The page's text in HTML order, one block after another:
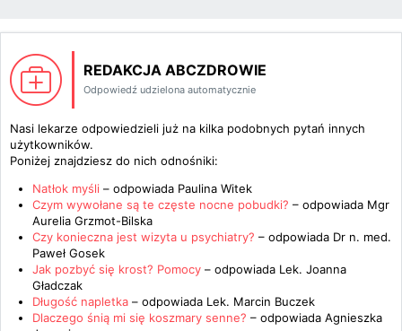
REDAKCJA ABCZDROWIE
Odpowiedź udzielona automatycznie
Nasi lekarze odpowiedzieli już na kilka podobnych pytań innych
użytkowników.
Poniżej znajdziesz do nich odnośniki:
Natłok myśli – odpowiada Paulina Witek
Czym wywołane są te częste nocne pobudki? – odpowiada Mgr
Aurelia Grzmot-Bilska
Czy konieczna jest wizyta u psychiatry? – odpowiada Dr n. med.
Paweł Gosek
Jak pozbyć się krost? Pomocy – odpowiada Lek. Joanna
Gładczak
Długość napletka – odpowiada Lek. Marcin Buczek
Dlaczego śnią mi się koszmary senne? – odpowiada Agnieszka